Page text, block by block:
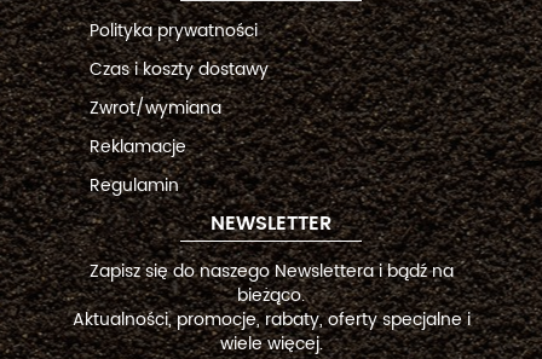
Polityka prywatności
Czas i koszty dostawy
Zwrot/wymiana
Reklamacje
Regulamin
NEWSLETTER
Zapisz się do naszego Newslettera i bądź na
bieżąco.
Aktualności, promocje, rabaty, oferty specjalne i
wiele więcej.